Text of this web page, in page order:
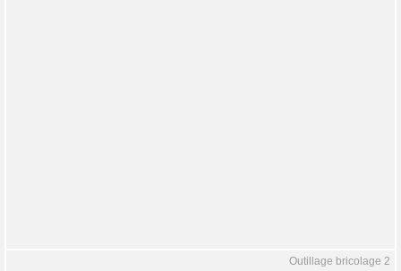
Outillage bricolage 2